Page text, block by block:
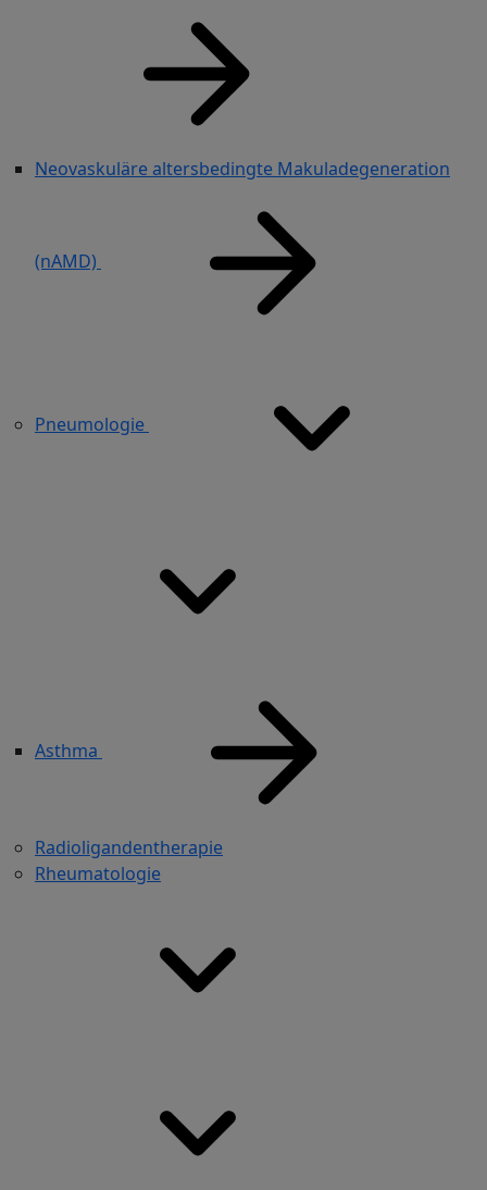
Neovaskuläre altersbedingte Makuladegeneration
(nAMD)
Pneumologie
Asthma
Radioligandentherapie
Rheumatologie